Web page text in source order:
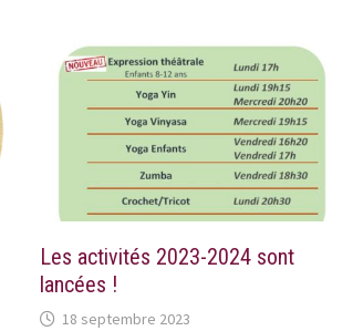
Les activités 2023-2024 sont
lancées !
18 septembre 2023